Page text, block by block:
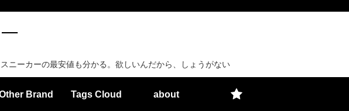
ニーカーの最安値も分かる。欲しいんだから、しょうがない
Brand Tags Cloud about